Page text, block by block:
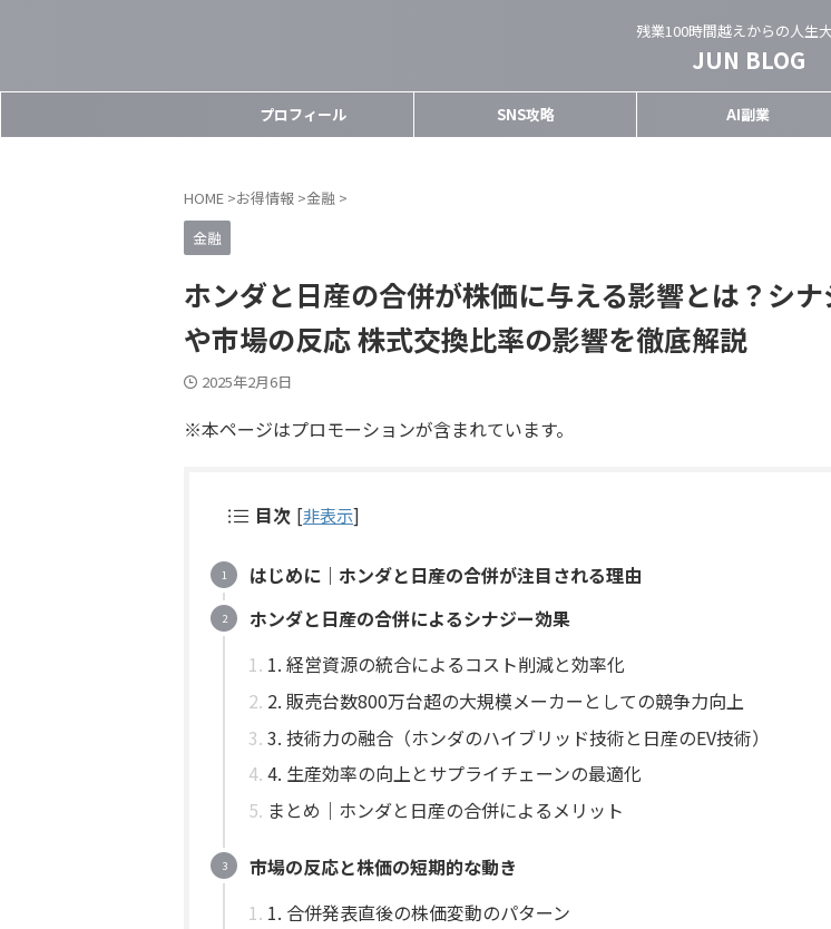
残業100時間越えからの人生
JUN BLOG
プロフィール SNS攻略 AI副業
HOME >お得情報 >金融 >
金融
ホンダと日産の合併が株価に与える影響とは？シ
や市場の反応 株式交換比率の影響を徹底解説
2025年2月6日
※本ページはプロモーションが含まれています。
目次 [非表示]
はじめに｜ホンダと日産の合併が注目される理由
ホンダと日産の合併によるシナジー効果
1. 経営資源の統合によるコスト削減と効率化
2. 販売台数800万台超の大規模メーカーとしての競争力向上
3. 技術力の融合（ホンダのハイブリッド技術と日産のEV技術）
4. 生産効率の向上とサプライチェーンの最適化
まとめ｜ホンダと日産の合併によるメリット
市場の反応と株価の短期的な動き
1. 合併発表直後の株価変動のパターン